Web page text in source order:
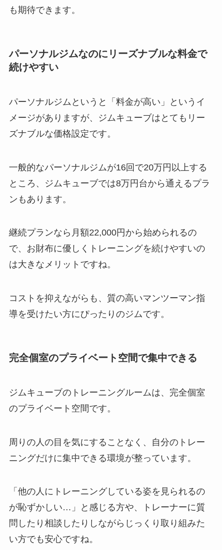
も期待できます。
パーソナルジムなのにリーズナブルな料金で
続けやすい
パーソナルジムというと「料金が高い」というイ
メージがありますが、ジムキューブはとてもリー
ズナブルな価格設定です。
一般的なパーソナルジムが16回で20万円以上する
ところ、ジムキューブでは8万円台から通えるプラ
ンもあります。
継続プランなら月額22,000円から始められるの
で、お財布に優しくトレーニングを続けやすいの
は大きなメリットですね。
コストを抑えながらも、質の高いマンツーマン指
導を受けたい方にぴったりのジムです。
完全個室のプライベート空間で集中できる
ジムキューブのトレーニングルームは、完全個室
のプライベート空間です。
周りの人の目を気にすることなく、自分のトレー
ニングだけに集中できる環境が整っています。
「他の人にトレーニングしている姿を見られるの
が恥ずかしい…」と感じる方や、トレーナーに質
問したり相談したりしながらじっくり取り組みた
い方でも安心ですね。